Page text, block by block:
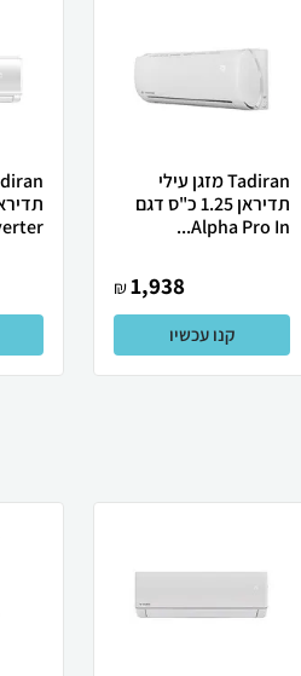
Tadiran מזגן עילי
תדיראן 1.25 כ"ס דגם
Alpha Pro In...
1,938
₪
קנו עכשיו
...